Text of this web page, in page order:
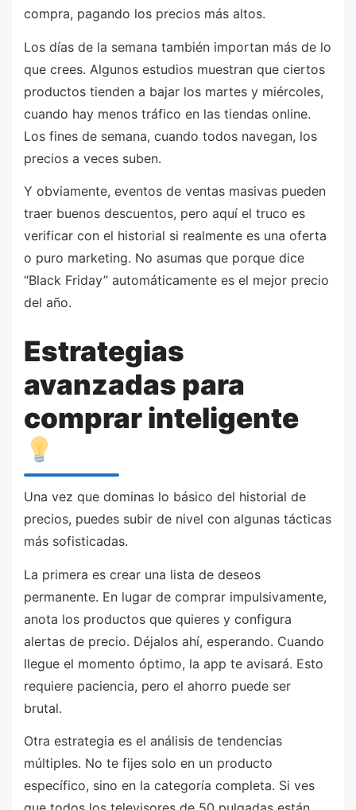
compra, pagando los precios más altos.
Los días de la semana también importan más de lo
que crees. Algunos estudios muestran que ciertos
productos tienden a bajar los martes y miércoles,
cuando hay menos tráfico en las tiendas online.
Los fines de semana, cuando todos navegan, los
precios a veces suben.
Y obviamente, eventos de ventas masivas pueden
traer buenos descuentos, pero aquí el truco es
verificar con el historial si realmente es una oferta
o puro marketing. No asumas que porque dice
“Black Friday” automáticamente es el mejor precio
del año.
Estrategias
avanzadas para
comprar inteligente
Una vez que dominas lo básico del historial de
precios, puedes subir de nivel con algunas tácticas
más sofisticadas.
La primera es crear una lista de deseos
permanente. En lugar de comprar impulsivamente,
anota los productos que quieres y configura
alertas de precio. Déjalos ahí, esperando. Cuando
llegue el momento óptimo, la app te avisará. Esto
requiere paciencia, pero el ahorro puede ser
brutal.
Otra estrategia es el análisis de tendencias
múltiples. No te fijes solo en un producto
específico, sino en la categoría completa. Si ves